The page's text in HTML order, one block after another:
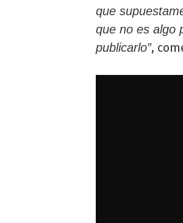
que
que no es algo
publicarlo”,